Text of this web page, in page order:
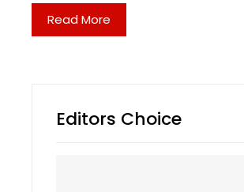
Read More
Editors Choice